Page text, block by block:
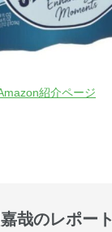
紹介ページ
哉のレポー